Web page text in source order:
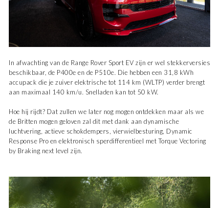
In afwachting van de Range Rover Sport EV zijn er wel stekkerversies
beschikbaar, de P400e en de P510e. Die hebben een 31,8 kWh
accupack die je zuiver elektrische tot 114 km (WLTP) verder brengt
aan maximaal 140 km/u. Snelladen kan tot 50 kW.
Hoe hij rijdt? Dat zullen we later nog mogen ontdekken maar als we
de Britten mogen geloven zal dit met dank aan dynamische
luchtvering, actieve schokdempers, vierwielbesturing, Dynamic
Response Pro en elektronisch sperdifferentieel met Torque Vectoring
by Braking next level zijn.